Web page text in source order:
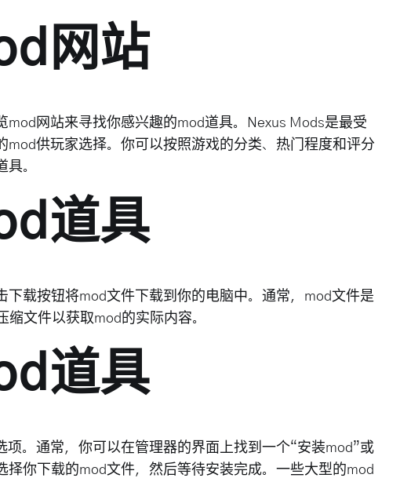
网站
mod网站来寻找你感兴趣的mod道具。Nexus Mods是最受
mod供玩家选择。你可以按照游戏的分类、热门程度和评分
。
道具
下载按钮将mod文件下载到你的电脑中。通常，mod文件是
文件以获取mod的实际内容。
道具
。通常，你可以在管理器的界面上找到一个“安装mod”或
择你下载的mod文件，然后等待安装完成。一些大型的mod